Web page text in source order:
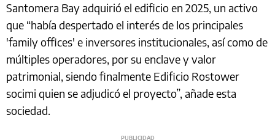
Santomera Bay adquirió el edificio en 2025, un activo
que “había despertado el interés de los principales
'family offices' e inversores institucionales, así como de
múltiples operadores, por su enclave y valor
patrimonial, siendo finalmente Edificio Rostower
socimi quien se adjudicó el proyecto”, añade esta
sociedad.